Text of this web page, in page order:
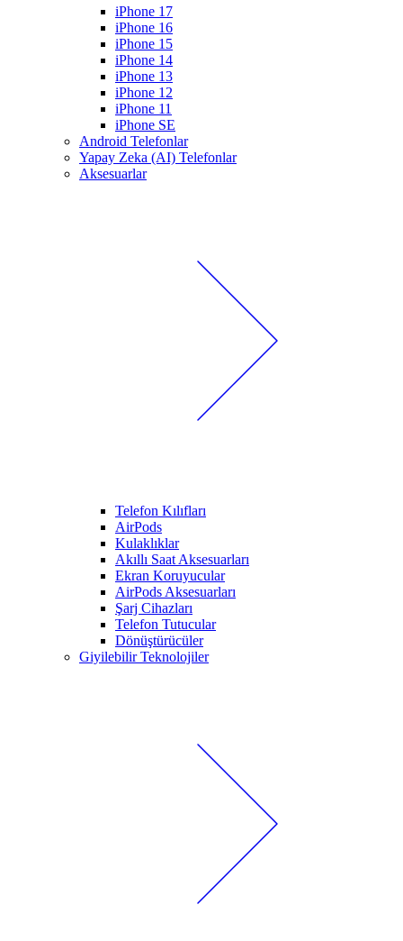
iPhone 17
iPhone 16
iPhone 15
iPhone 14
iPhone 13
iPhone 12
iPhone 11
iPhone SE
Android Telefonlar
Yapay Zeka (AI) Telefonlar
Aksesuarlar
Telefon Kılıfları
AirPods
Kulaklıklar
Akıllı Saat Aksesuarları
Ekran Koruyucular
AirPods Aksesuarları
Şarj Cihazları
Telefon Tutucular
Dönüştürücüler
Giyilebilir Teknolojiler